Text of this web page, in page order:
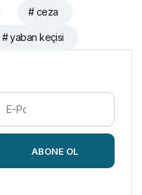
# ceza
# yaban keçisi
ABONE OL